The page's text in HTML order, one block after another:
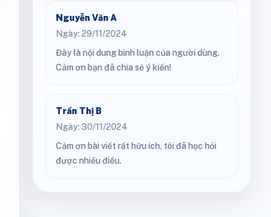
Nguyễn Văn A
Ngày: 29/11/2024
Đây là nội dung bình luận của người dùng.
Cảm ơn bạn đã chia sẻ ý kiến!
Trần Thị B
Ngày: 30/11/2024
Cảm ơn bài viết rất hữu ích, tôi đã học hỏi
được nhiều điều.